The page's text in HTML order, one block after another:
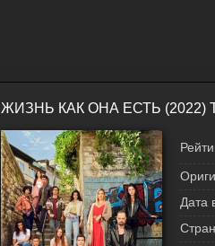
ЖИЗНЬ КАК ОНА ЕСТЬ
Дата